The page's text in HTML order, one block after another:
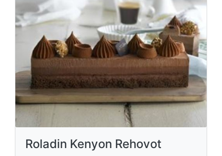
Roladin Kenyon Rehovot